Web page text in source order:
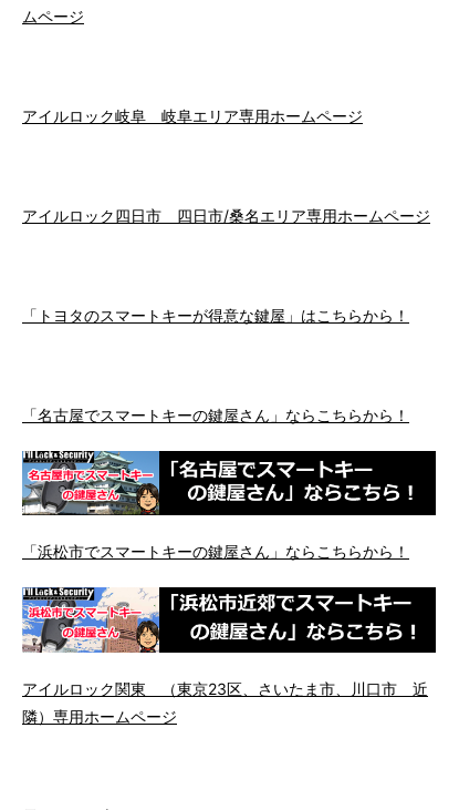
ムページ
アイルロック岐阜 岐阜エリア専用ホームページ
アイルロック四日市 四日市/桑名エリア専用ホームページ
「トヨタのスマートキーが得意な鍵屋」はこちらから！
「名古屋でスマートキーの鍵屋さん」ならこちらから！
「浜松市でスマートキーの鍵屋さん」ならこちらから！
アイルロック関東 （東京23区、さいたま市、川口市 近
隣）専用ホームページ